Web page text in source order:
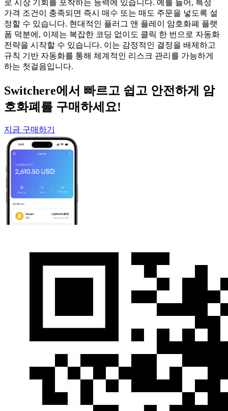
로 시장 기회를 포착하는 능력에 있습니다. 예를 들어, 특정
가격 조건이 충족되면 즉시 매수 또는 매도 주문을 넣도록 설
정할 수 있습니다. 현대적인 플러그 앤 플레이 암호화폐 플랫
폼 덕분에, 이제는 복잡한 코딩 없이도 클릭 한 번으로 자동화
전략을 시작할 수 있습니다. 이는 감정적인 결정을 배제하고
규칙 기반 자동화를 통해 체계적인 리스크 관리를 가능하게
하는 첫걸음입니다.
Switchere에서 빠르고 쉽고 안전하게 암
호화폐를 구매하세요!
지금 구매하기